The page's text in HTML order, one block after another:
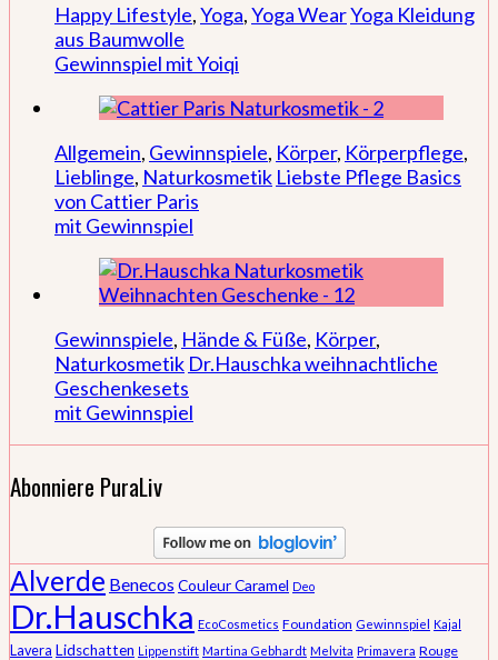
Happy Lifestyle,Yoga,Yoga WearYoga Kleidung
aus Baumwolle
Gewinnspiel mit Yoiqi
Allgemein, Gewinnspiele, Körper, Körperpflege,
Lieblinge, Naturkosmetik Liebste Pflege Basics
von Cattier Paris
mit Gewinnspiel
Gewinnspiele, Hände & Füße, Körper,
Naturkosmetik Dr.Hauschka weihnachtliche
Geschenkesets
mit Gewinnspiel
Abonniere PuraLiv
Alverde BenecosCouleur Caramel Deo
Dr.Hauschka EcoCosmetics Foundation Gewinnspiel Kajal
Lavera Lidschatten Lippenstift Martina Gebhardt Melvita Primavera Rouge